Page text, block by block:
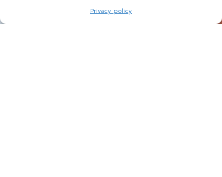
Privacy policy